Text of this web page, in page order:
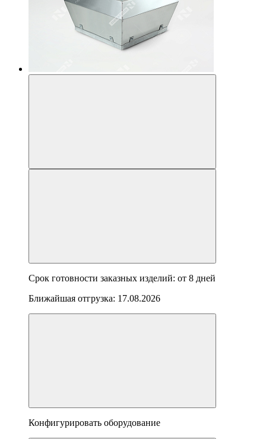
Срок готовности заказных изделий: от 8 дней
Ближайшая отгрузка: 17.08.2026
Конфигурировать оборудование